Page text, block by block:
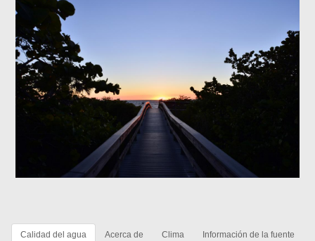
Calidad del agua Acerca de Clima Información de la fuente